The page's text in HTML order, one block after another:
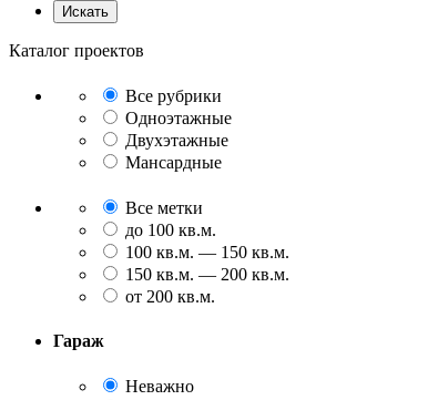
Каталог проектов
Все рубрики
Одноэтажные
Двухэтажные
Мансардные
Все метки
до 100 кв.м.
100 кв.м. — 150 кв.м.
150 кв.м. — 200 кв.м.
от 200 кв.м.
Гараж
Неважно